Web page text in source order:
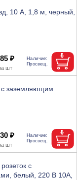
10 А, 1,8 м, черный,
₽
с заземляющим
₽
с
белый, 220 В 10А,